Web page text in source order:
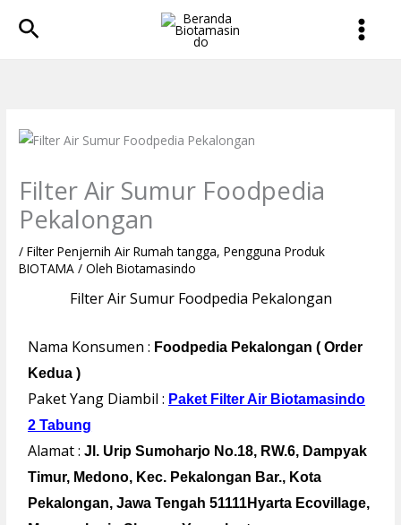
Cari
Filter Air Sumur Foodpedia
Pekalongan
/Filter Penjernih Air Rumah tangga,Pengguna Produk
BIOTAMA / OlehBiotamasindo
Filter Air Sumur Foodpedia Pekalongan
Nama Konsumen : Foodpedia Pekalongan ( Order
Kedua )
Paket Yang Diambil : Paket Filter Air Biotamasindo
2 Tabung
Alamat :Jl. Urip Sumoharjo No.18, RW.6, Dampyak
Timur, Medono, Kec. Pekalongan Bar., Kota
Pekalongan, Jawa Tengah 51111Hyarta Ecovillage,